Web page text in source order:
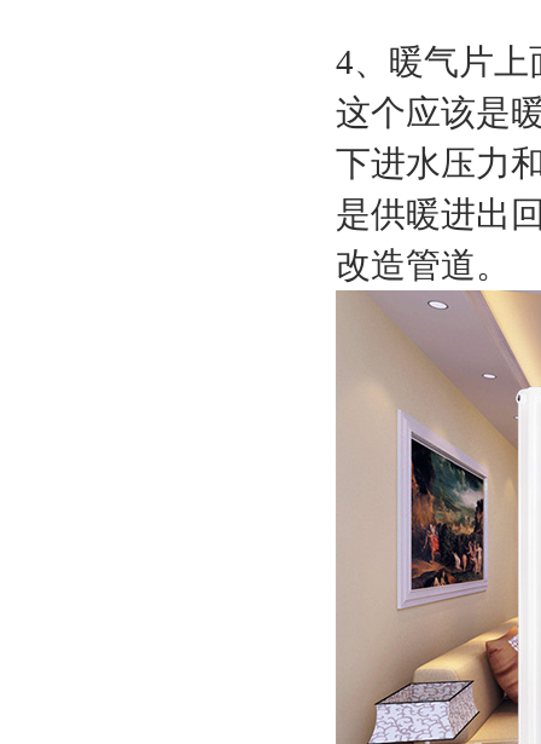
4、暖气片
这个应该是
下进水压力
是供暖进出
改造管道。